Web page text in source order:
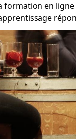
formation en